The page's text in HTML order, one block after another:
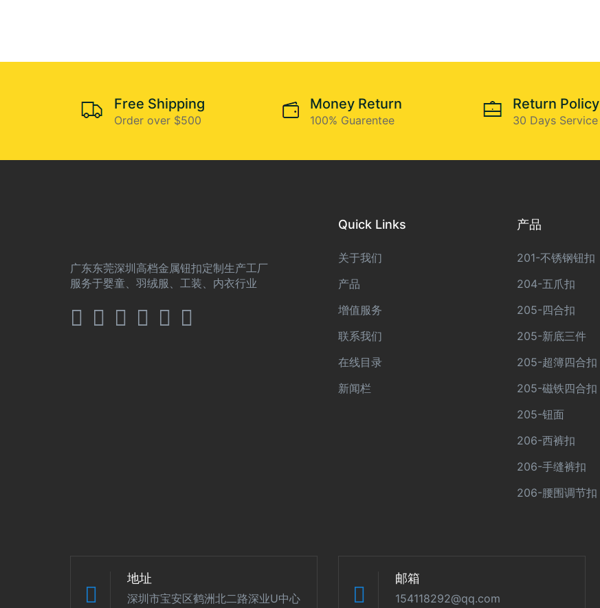
Free Shipping
Order over $500
Money Return
100% Guarentee
Return Policy
30 Days Service
广东东莞深圳高档金属钮扣定制生产工厂
服务于婴童、羽绒服、工装、内衣行业
Quick Links
关于我们
产品
增值服务
联系我们
在线目录
新闻栏
产品
201-不锈钢钮扣
204-五爪扣
205-四合扣
205-新底三件
205-超簿四合扣
205-磁铁四合扣
205-钮面
206-西裤扣
206-手缝裤扣
206-腰围调节扣
地址
深圳市宝安区鹤洲北二路深业U中心
邮箱
154118292@qq.com